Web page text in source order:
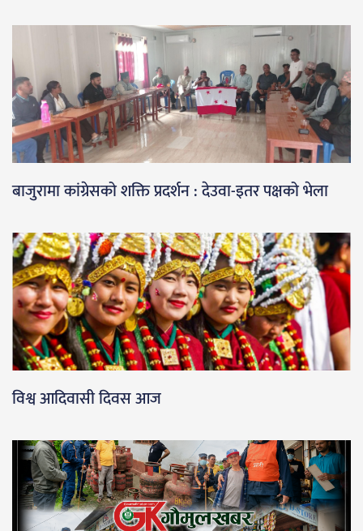
बाजुरामा कांग्रेसको शक्ति प्रदर्शन : देउवा-इतर पक्षको भेला
विश्व आदिवासी दिवस आज